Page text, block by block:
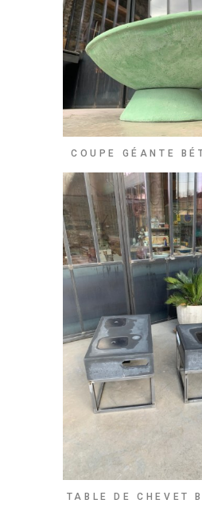
COUPE GÉANTE
TABLE DE CHEVET